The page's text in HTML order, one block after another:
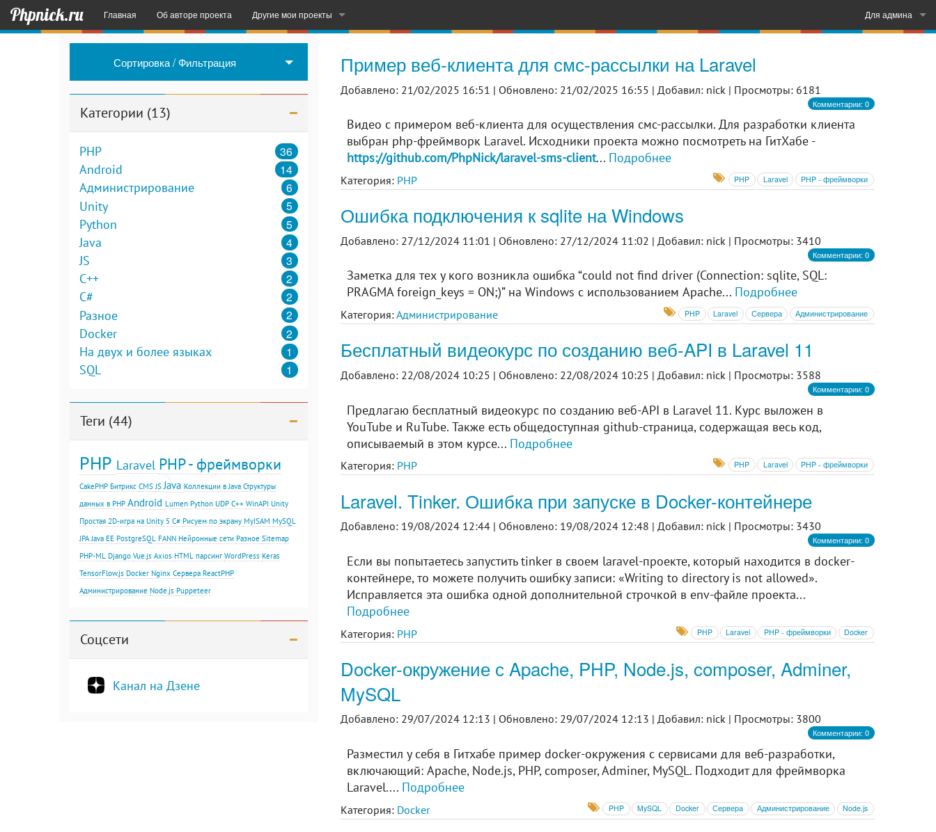
Phpnick.ru Главная Об авторе проекта Другие мои проекты
English Space
– СМС-рассылка с вашего компьютера
Для админа
Сортировка / Фильтрация
Категории (13)
PHP 36
Android 14
Администрирование 6
Unity 5
Python 5
Java 4
JS 3
C++ 2
C# 2
Разное 2
Docker 2
На двух и более языках 1
SQL 1
Теги (44)
PHP Laravel PHP - фреймворки
CakePHP Битрикс CMS JS Java Коллекции в Java Структуры
данных в PHP Android Lumen Python UDP С++ WinAPI Unity
Простая 2D-игра на Unity 5 C# Рисуем по экрану MyISAM MySQL
JPA Java EE PostgreSQL FANN Нейронные сети Разное Sitemap
PHP-ML Django Vue.js Axios HTML парсинг WordPress Keras
TensorFlow.js Docker Nginx Сервера ReactPHP
Администрирование Node.js Puppeteer
Соцсети
Канал на Дзене
Пример веб-клиента для смс-рассылки на Laravel
Добавлено: 21/02/2025 16:51 | Обновлено: 21/02/2025 16:55 | Добавил: nick | Просмотры: 6181
Комментарии: 0
Видео с примером веб-клиента для осуществления смс-рассылки. Для разработки клиента
выбран php-фреймворк Laravel. Исходники проекта можно посмотреть на ГитХабе -
https://github.com/PhpNick/laravel-sms-client... Подробнее
Категория: PHP PHP Laravel PHP - фреймворки
Ошибка подключения к sqlite на Windows
Добавлено: 27/12/2024 11:01 | Обновлено: 27/12/2024 11:02 | Добавил: nick | Просмотры: 3410
Комментарии: 0
Заметка для тех у кого возникла ошибка “could not find driver (Connection: sqlite, SQL:
PRAGMA foreign_keys = ON;)” на Windows с использованием Apache... Подробнее
Категория:Администрирование PHP Laravel Сервера Администрирование
Бесплатный видеокурс по созданию веб-API в Laravel 11
Добавлено: 22/08/2024 10:25 | Обновлено: 22/08/2024 10:25 |Добавил: nick | Просмотры: 3588
Комментарии: 0
Предлагаю бесплатный видеокурс по созданию веб-API в Laravel 11. Курс выложен в
YouTube и RuTube. Также есть общедоступная github-страница, содержащая весь код,
описываемый в этом курсе... Подробнее
Категория: PHP PHP Laravel PHP - фреймворки
Laravel. Tinker. Ошибка при запуске в Docker-контейнере
Добавлено: 19/08/2024 12:44 | Обновлено: 19/08/2024 12:48 |Добавил: nick | Просмотры: 3430
Комментарии: 0
Если вы попытаетесь запустить tinker в своем laravel-проекте, который находится в docker-
контейнере, то можете получить ошибку записи: «Writing to directory is not allowed».
Исправляется эта ошибка одной дополнительной строчкой в env-файле проекта...
Подробнее
Категория: PHP PHP Laravel PHP - фреймворки Docker
Docker-окружение с Apache, PHP, Node.js, composer, Adminer,
MySQL
Добавлено: 29/07/2024 12:13 | Обновлено: 29/07/2024 12:13 |Добавил: nick | Просмотры: 3800
Комментарии: 0
Разместил у себя в Гитхабе пример docker-окружения с сервисами для веб-разработки,
включающий: Apache, Node.js, PHP, composer, Adminer, MySQL. Подходит для фреймворка
Laravel.... Подробнее
Категория: Docker PHP MySQL Docker Сервера Администрирование Node.js